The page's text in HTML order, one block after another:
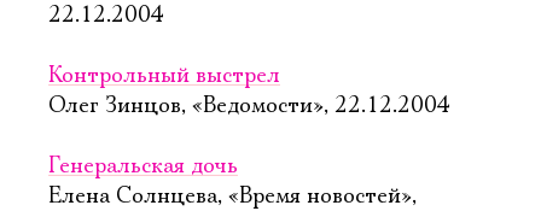
22.12.2004
Контрольный выстрел
Олег Зинцов, «Ведомости», 22.12.2004
Генеральская дочь
Елена Солнцева, «Время новостей»,